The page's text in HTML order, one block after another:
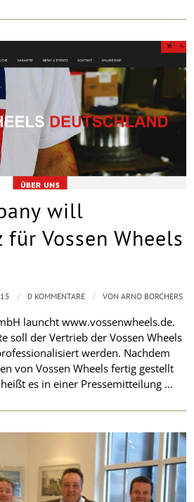
will
Vossen Wheels
launcht www.vossenwheels.de.
soll der Vertrieb der Vossen Wheels
werden. Nachdem
von Vossen Wheels fertig gestellt
es in einer Pressemitteilung …
/ 0 KOMMENTARE / VONARNO BORCHERS